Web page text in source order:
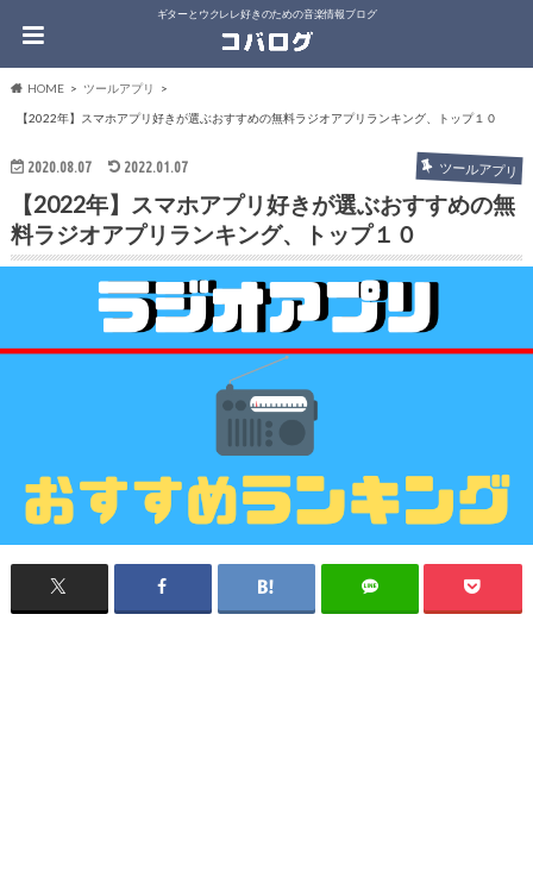
ギターとウクレレ好きのための音楽情報ブログ
HOME ツールアプリ
【2022年】スマホアプリ好きが選ぶおすすめの無料ラジオアプリランキング、トップ１０
2020.08.07 2022.01.07 ツールアプリ
【2022年】スマホアプリ好きが選ぶおすすめの無
料ラジオアプリランキング、トップ１０